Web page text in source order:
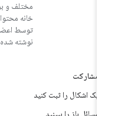
مختلف و برای
خانه محتوای
نوشته شده
مشارکت
یک اشکال را ثبت کنید
مسائل باز را ببینید